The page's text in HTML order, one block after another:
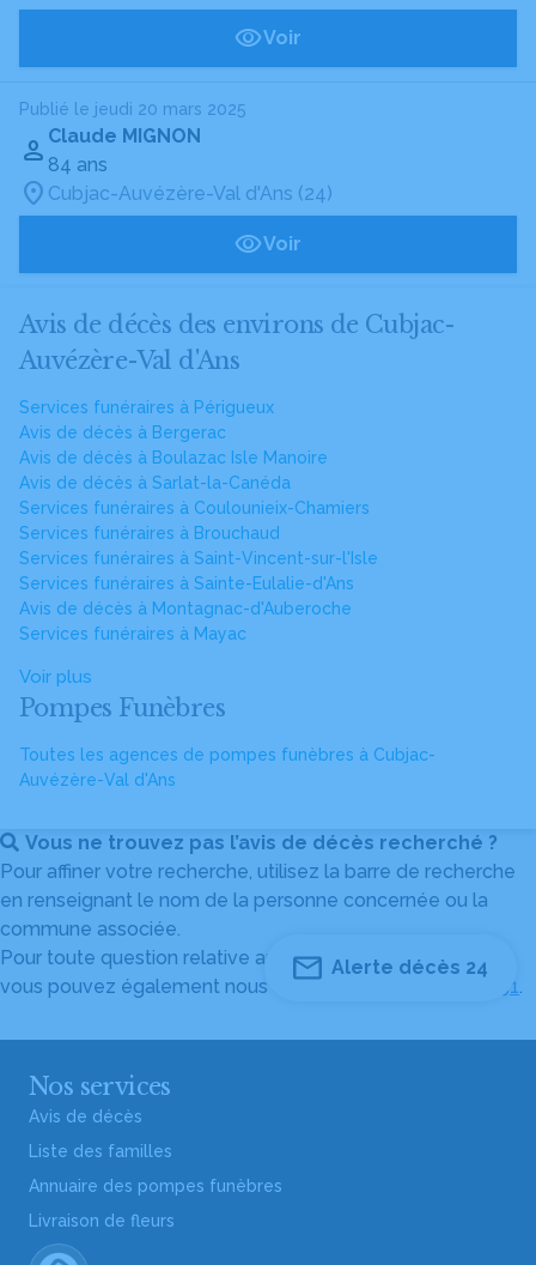
Voir
Publié le jeudi 20 mars 2025
Claude MIGNON
84 ans
Cubjac-Auvézère-Val d'Ans (24)
Voir
Avis de décès des environs de Cubjac-
Auvézère-Val d'Ans
Services funéraires à Périgueux
Avis de décès à Bergerac
Avis de décès à Boulazac Isle Manoire
Avis de décès à Sarlat-la-Canéda
Services funéraires à Coulounieix-Chamiers
Services funéraires à Brouchaud
Services funéraires à Saint-Vincent-sur-l'Isle
Services funéraires à Sainte-Eulalie-d'Ans
Avis de décès à Montagnac-d'Auberoche
Services funéraires à Mayac
Voir plus
Pompes Funèbres
Toutes les agences de pompes funèbres à Cubjac-
Auvézère-Val d'Ans
Vous ne trouvez pas l’avis de décès recherché ?
Pour affiner votre recherche, utilisez la barre de recherche
en renseignant le nom de la personne concernée ou la
commune associée.
Pour toute question relative au fonctionnement du site,
vous pouvez également nous contacter au
04 82 53 51 51.
Alerte décès 24
Nos services
Avis de décès
Liste des familles
Annuaire des pompes funèbres
Livraison de fleurs